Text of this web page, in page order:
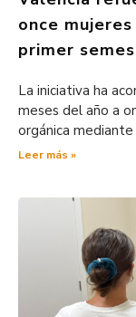
once
primer
La iniciativa ha
meses del año a
orgánica
Leer más »